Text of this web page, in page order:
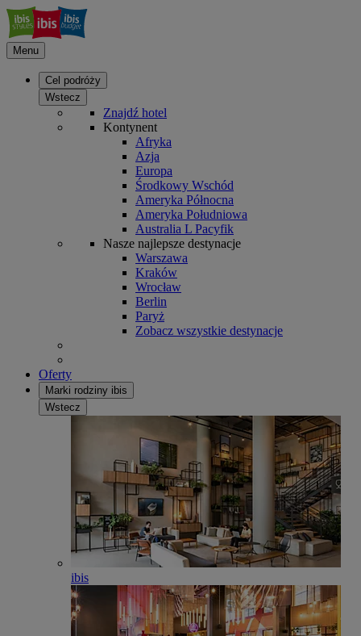
Menu
Cel podróży
Wstecz
Znajdź hotel
Kontynent
Afryka
Azja
Europa
Środkowy Wschód
Ameryka Północna
Ameryka Południowa
Australia L Pacyfik
Nasze najlepsze destynacje
Warszawa
Kraków
Wrocław
Berlin
Paryż
Zobacz wszystkie destynacje
Oferty
Marki rodziny ibis
Wstecz
ibis